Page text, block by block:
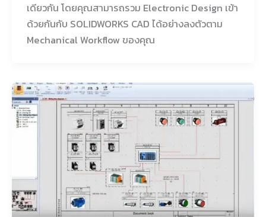
เดียวกัน โดยคุณสามารถรวม Electronic Design เข้า
ด้วยกันกับ SOLIDWORKS CAD ได้อย่างลงตัวตาม
Mechanical Workflow ของคุณ